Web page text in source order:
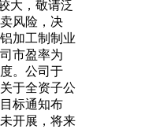
大，敬请泛
风险，决
加工制制业
市盈率为
。公司于
于全资子公
标通知布
开展，将来